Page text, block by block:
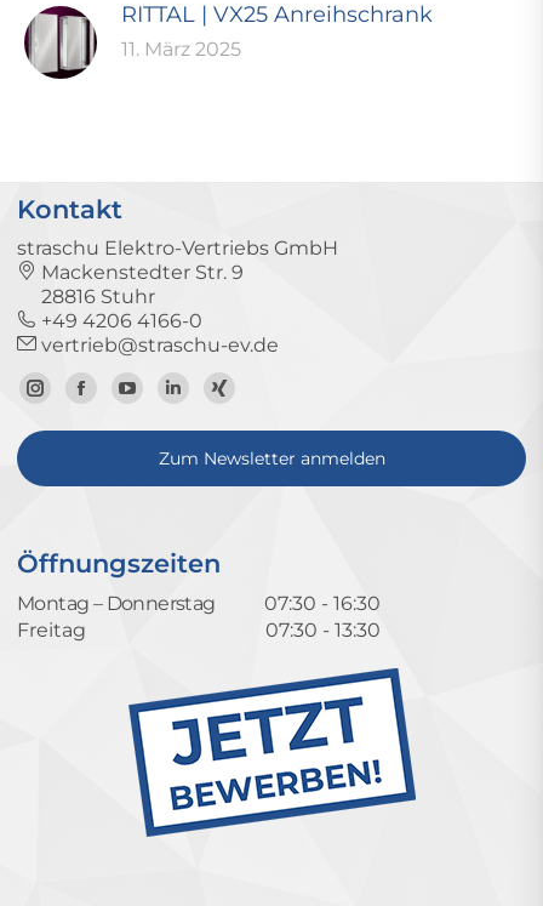
RITTAL | VX25 Anreihschrank
11. März 2025
Kontakt
straschu Elektro-Vertriebs GmbH
Mackenstedter Str. 9
28816 Stuhr
+49 4206 4166-0
vertrieb@straschu-ev.de
Zum
Instagram-
Zur
Facebook-
Zum
YouTube-
Kanal
Zum
LinkedIn-
Profil
Zum
Xing-
Profil
Zum Newsletter anmelden
Öffnungszeiten
Montag – Donnerstag
07:30 - 16:30
Freitag
07:30 - 13:30